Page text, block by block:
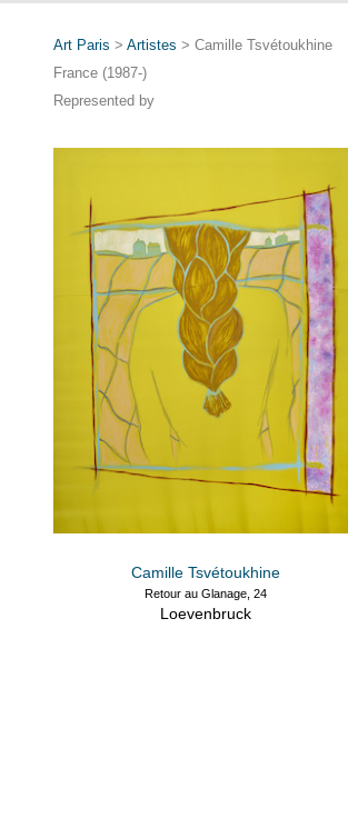
Art Paris > Artistes > Camille Tsvétoukhine
France (1987-)
Represented by
Camille Tsvétoukhine
Retour au Glanage, 24
Loevenbruck